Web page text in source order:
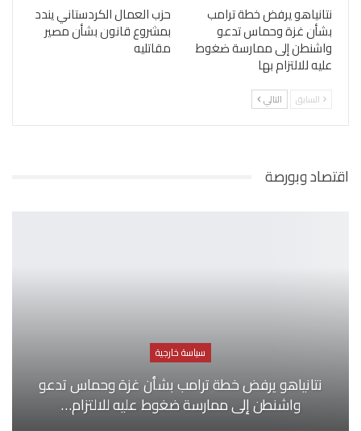
نتانياهو يرفض خطة ترامب
بشأن غزة وحماس تدعو
واشنطن إلى ممارسة ضغوط
عليه للالتزام بها
حزب العمال الكردستاني يندد
بمشروع قانون بشأن مصير
مقاتليه
السابق التالي
اقتصاد وبورصة
سياسة خارجية
نتانياهو يرفض خطة ترامب بشأن غزة وحماس تدعو
واشنطن إلى ممارسة ضغوط عليه للالتزام…